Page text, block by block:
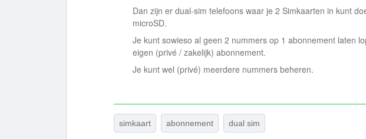
Dan zijn er dual-sim telefoons waar je 2 Simkaarten in kunt
microSD.
Je kunt sowieso al geen 2 nummers op 1 abonnement laten
eigen (privé / zakelijk) abonnement.
Je kunt wel (privé) meerdere nummers beheren.
simkaart abonnement dual sim